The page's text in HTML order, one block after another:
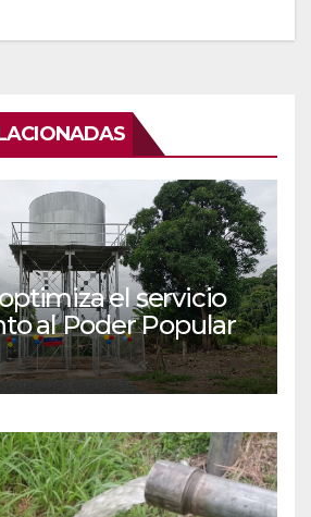
el servicio
al Poder Popular